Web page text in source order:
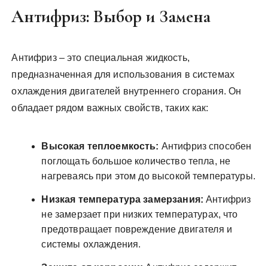
Антифриз: Выбор и Замена
Антифриз – это специальная жидкость,
предназначенная для использования в системах
охлаждения двигателей внутреннего сгорания. Он
обладает рядом важных свойств, таких как:
Высокая теплоемкость: Антифриз способен
поглощать большое количество тепла, не
нагреваясь при этом до высокой температуры.
Низкая температура замерзания: Антифриз
не замерзает при низких температурах, что
предотвращает повреждение двигателя и
системы охлаждения.